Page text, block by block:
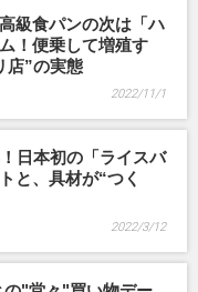
級食パンの次は「ハ
！便乗して増殖す
店”の実態
2022/11/1
日本初の「ライスバ
と、具材が“つく
2022/3/12